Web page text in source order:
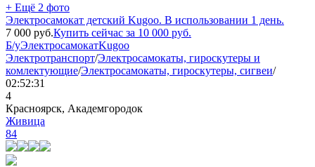
+ Ещё 2 фото
Электросамокат детский Kugoo. В использовании 1 день.
7 000 руб.Купить сейчас за 10 000 руб.
Б/уЭлектросамокатKugoo
Электротранспорт/Электросамокаты, гироскутеры и
комлектующие/Электросамокаты, гироскутеры, сигвеи/
02:52:31
4
Красноярск, Академгородок
Живица
84